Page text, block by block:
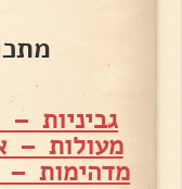
גביניות
מעולות –
מדהימות